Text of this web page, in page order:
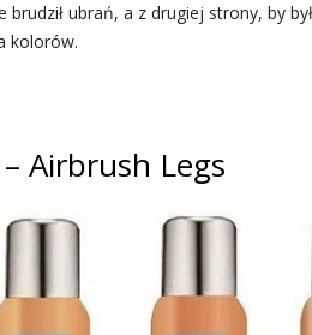
brudził ubrań, a z drugiej strony, by
kolorów.
Airbrush Legs